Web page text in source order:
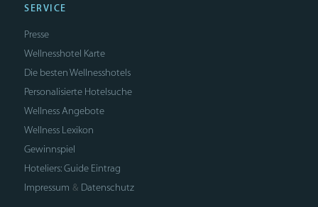
SERVICE
Presse
Wellnesshotel Karte
Die besten Wellnesshotels
Personalisierte Hotelsuche
Wellness Angebote
Wellness Lexikon
Gewinnspiel
Hoteliers: Guide Eintrag
Impressum & Datenschutz